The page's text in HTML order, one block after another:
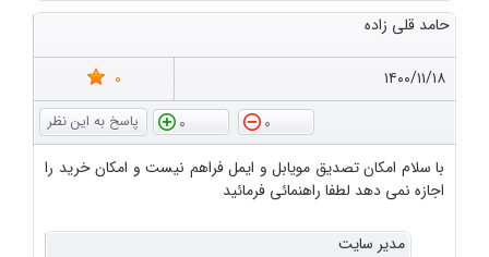
حامد قلی زاده
۱۴۰۰/۱۱/۱۸
0
0
0
با سلام امکان تصدیق مویابل و ایمل فراهم نیست و امکان خرید را
اجازه نمی دهد لطفا راهنمائی فرمائید
مدیر سایت